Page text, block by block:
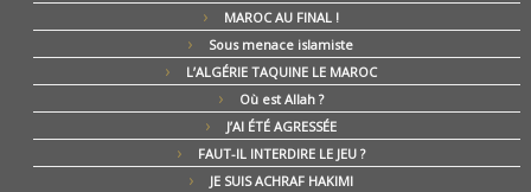
MAROC AU FINAL !
Sous menace islamiste
L’ALGÉRIE TAQUINE LE MAROC
Où est Allah ?
J’AI ÉTÉ AGRESSÉE
FAUT-IL INTERDIRE LE JEU ?
JE SUIS ACHRAF HAKIMI